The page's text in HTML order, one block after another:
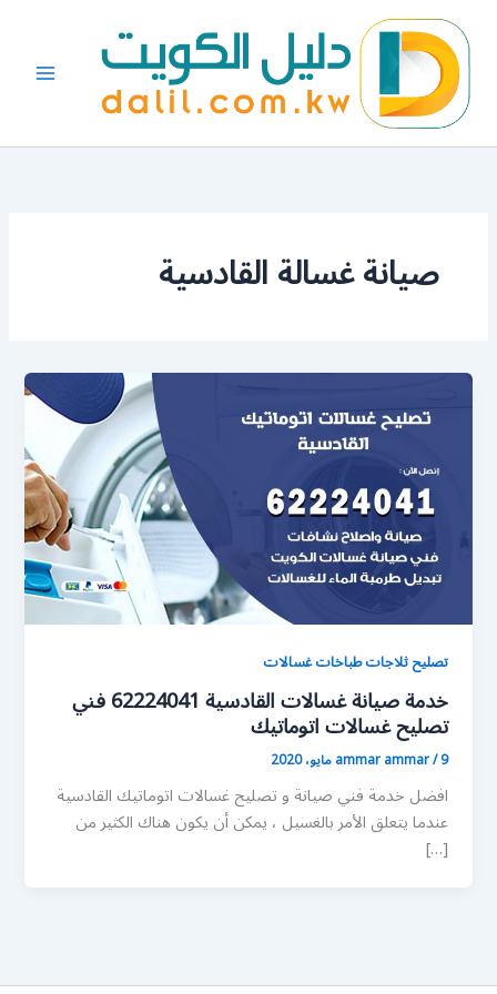
المحتوى
صيانة غسالة القادسية
تصليح ثلاجات طباخات غسالات
خدمة صيانة غسالات القادسية 62224041 فني
تصليح غسالات اتوماتيك
ammar ammar/9 مايو، 2020
افضل خدمة فني صيانة و تصليح غسالات اتوماتيك القادسية
عندما يتعلق الأمر بالغسيل ، يمكن أن يكون هناك الكثير من
[…]